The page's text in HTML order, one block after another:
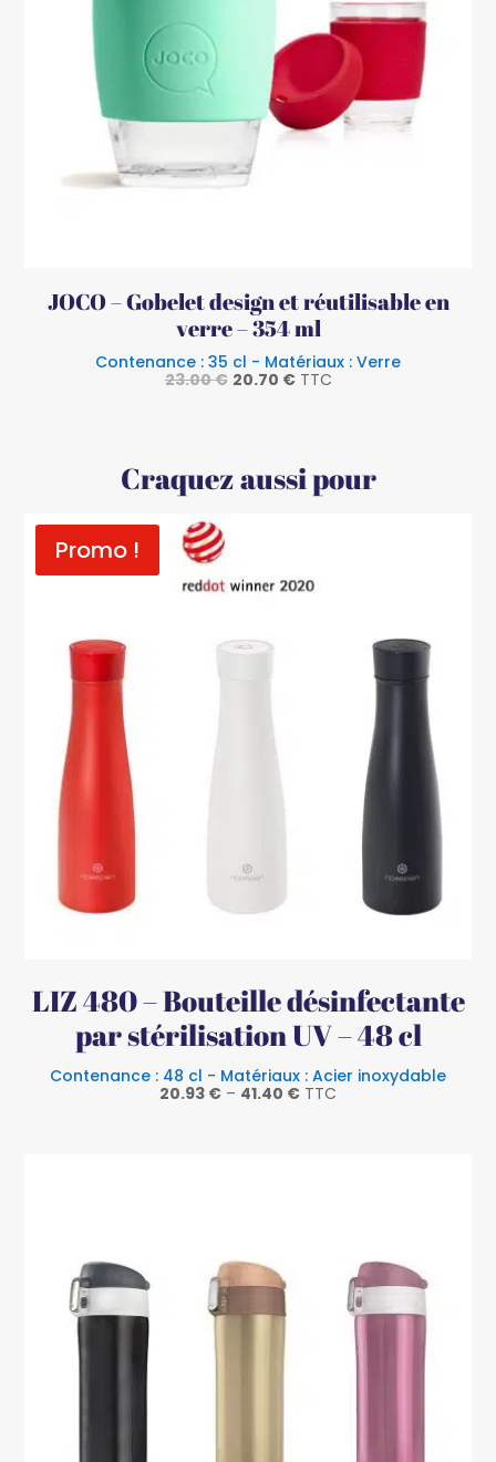
JOCO – Gobelet design et réutilisable en
verre – 354 ml
Contenance : 35 cl - Matériaux : Verre
23.00€ Le
20.70 €LeTTC
Craquez aussi pour
Promo !
LIZ 480 – Bouteille désinfectante
par stérilisation UV – 48 cl
Contenance : 48 cl - Matériaux : Acier inoxydable
20.93 € – 41.40 € TTC